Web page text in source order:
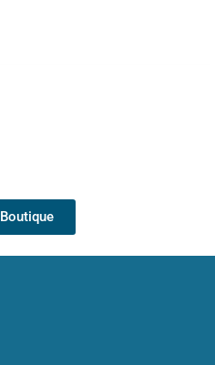
Boutique